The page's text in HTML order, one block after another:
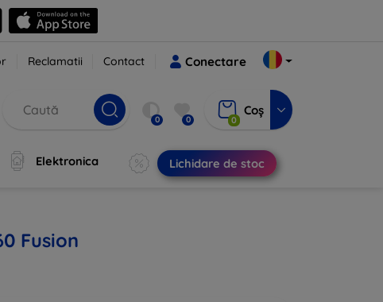
Reclamatii Contact Conectare
0 0 0
Coș
Elektronica Lichidare de stoc
Fusion